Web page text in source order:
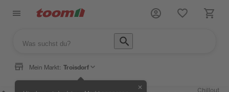
Mein Markt: Troisdorf
✕
Wissen &
Selbermachen &
Chillout